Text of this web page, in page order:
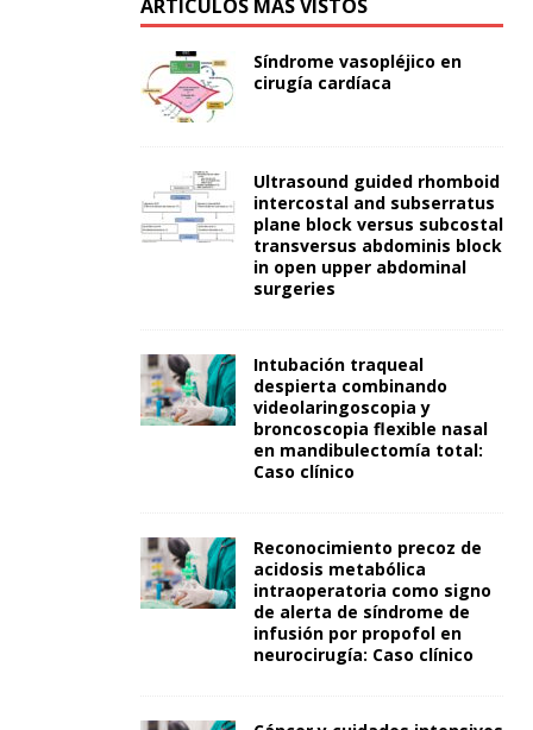
ARTÍCULOS MÁS VISTOS
Síndrome vasopléjico en
cirugía cardíaca
Ultrasound guided rhomboid
intercostal and subserratus
plane block versus subcostal
transversus abdominis block
in open upper abdominal
surgeries
Intubación traqueal
despierta combinando
videolaringoscopia y
broncoscopia flexible nasal
en mandibulectomía total:
Caso clínico
Reconocimiento precoz de
acidosis metabólica
intraoperatoria como signo
de alerta de síndrome de
infusión por propofol en
neurocirugía: Caso clínico